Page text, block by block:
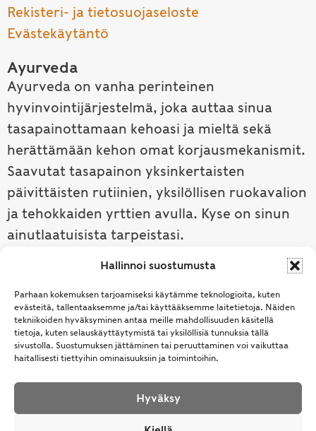
Hallinnoi suostumusta
Parhaan kokemuksen tarjoamiseksi käytämme teknologioita, kuten
evästeitä, tallentaaksemme ja/tai käyttääksemme laitetietoja. Näiden
tekniikoiden hyväksyminen antaa meille mahdollisuuden käsitellä
tietoja, kuten selauskäyttäytymistä tai yksilöllisiä tunnuksia tällä
sivustolla. Suostumuksen jättäminen tai peruuttaminen voi vaikuttaa
haitallisesti tiettyihin ominaisuuksiin ja toimintoihin.
Hyväksy
Rekisteri- ja tietosuojaseloste
Evästekäytäntö
Ayurveda
Ayurveda on vanha perinteinen
hyvinvointijärjestelmä, joka auttaa sinua
tasapainottamaan kehoasi ja mieltä sekä
herättämään kehon omat korjausmekanismit.
Saavutat tasapainon yksinkertaisten
päivittäisten rutiinien, yksilöllisen ruokavalion
ja tehokkaiden yrttien avulla. Kyse on sinun
ainutlaatuisista tarpeistasi.
Tutustu ayurvedaan →
© Samhita | Ayurveda -tuotteita suomalaisille jo